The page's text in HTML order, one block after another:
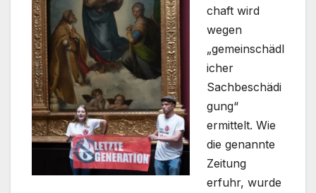
chaft wird
wegen
„gemeinschädl
icher
Sachbeschädi
gung“
ermittelt. Wie
die genannte
Zeitung
erfuhr, wurde